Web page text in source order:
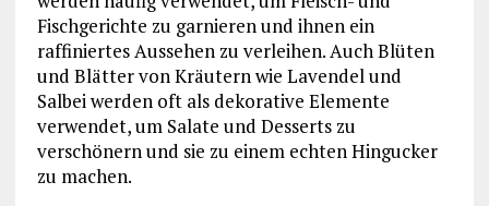
Fischgerichte zu garnieren und ihnen ein
raffiniertes Aussehen zu verleihen. Auch Blüten
und Blätter von Kräutern wie Lavendel und
Salbei werden oft als dekorative Elemente
verwendet, um Salate und Desserts zu
verschönern und sie zu einem echten Hingucker
zu machen.